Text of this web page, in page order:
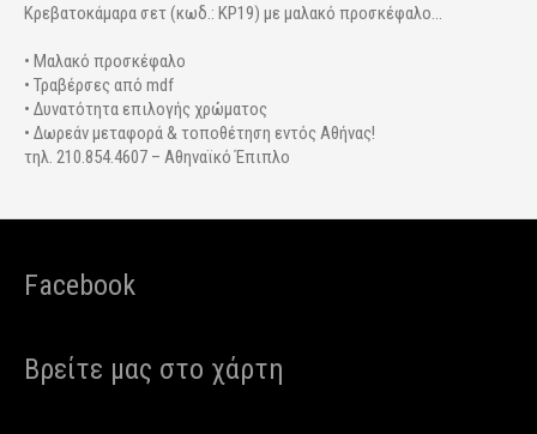
Κρεβατοκάμαρα σετ (κωδ.: ΚΡ19) με μαλακό προσκέφαλο...
• Μαλακό προσκέφαλο
• Τραβέρσες από mdf
• Δυνατότητα επιλογής χρώματος
• Δωρεάν μεταφορά & τοποθέτηση εντός Αθήνας!
τηλ. 210.854.4607 – Αθηναϊκό Έπιπλο
Facebook
Βρείτε μας στο χάρτη